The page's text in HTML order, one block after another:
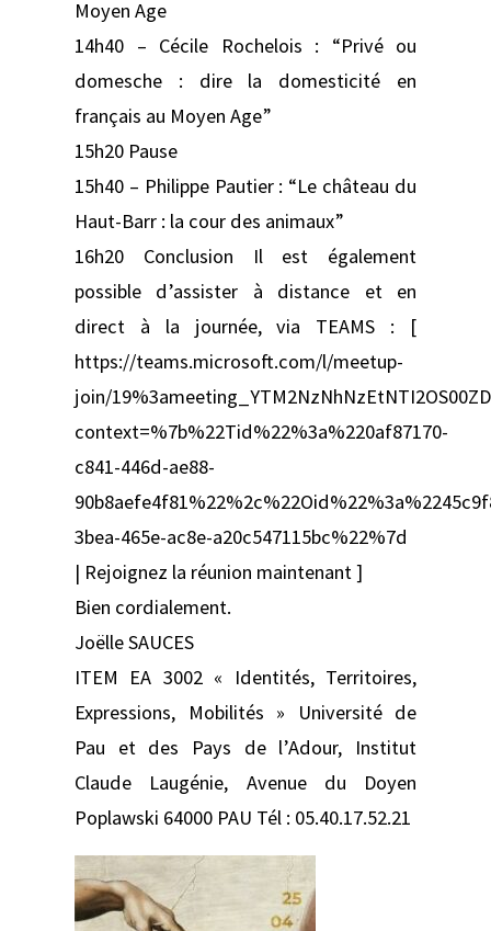
Moyen Age
14h40 – Cécile Rochelois : “Privé ou
domesche : dire la domesticité en
français au Moyen Age”
15h20 Pause
15h40 – Philippe Pautier : “Le château du
Haut-Barr : la cour des animaux”
16h20 Conclusion Il est également
possible d’assister à distance et en
direct à la journée, via TEAMS : [
https://teams.microsoft.com/l/meetup-
join/
context=%7b%22Tid%22%3a%220af87170-
c841-446d-ae88-
3bea-465e-ac8e-a20c547115bc%22%7d
| Rejoignez la réunion maintenant ]
Bien cordialement.
Joëlle SAUCES
ITEM EA 3002 « Identités, Territoires,
Expressions, Mobilités » Université de
Pau et des Pays de l’Adour, Institut
Claude Laugénie, Avenue du Doyen
Poplawski 64000 PAU Tél : 05.40.17.52.21